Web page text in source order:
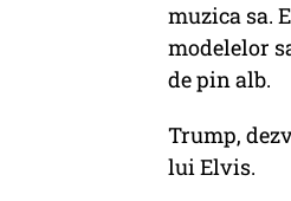
muzica sa.
modelelor
de pin alb.
Trump,
lui Elvis.